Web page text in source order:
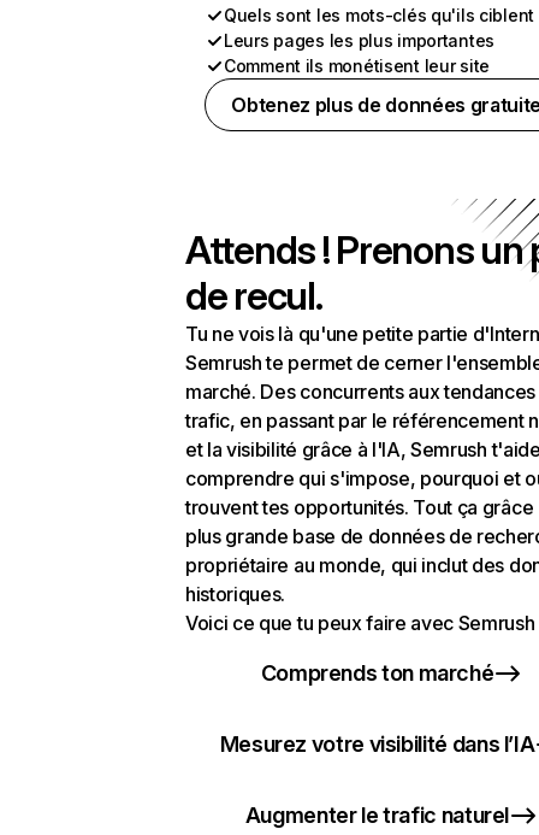
Quels sont les mots-clés qu'ils ciblent
Leurs pages les plus importantes
Comment ils monétisent leur site
Obtenez plus de données
Attends ! Prenons un
de recul.
Tu ne vois là qu'une petite partie
Semrush te permet de cerner
marché. Des concurrents aux
trafic, en passant par le référencement
et la visibilité grâce à l'IA, Semrush
comprendre qui s'impose, pourquoi et
trouvent tes opportunités. Tout ça grâce
plus grande base de données de
propriétaire au monde, qui inclut des
historiques.
Voici ce que tu peux faire avec Semrush
Comprends ton marché
Mesurez votre visibilité dans l’IA
Augmenter le trafic naturel